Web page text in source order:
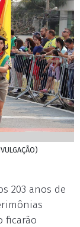
203 anos de
ficarão